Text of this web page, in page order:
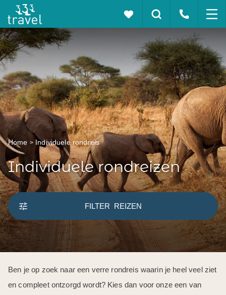
Home Individuele rondreis
Individuele rondreizen
FILTER REIZEN
Ben je op zoek naar een verre rondreis waarin je heel veel ziet
en compleet ontzorgd wordt? Kies dan voor onze een van